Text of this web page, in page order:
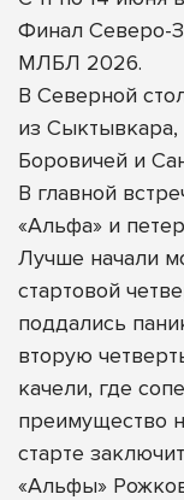
Финал Северо-
МЛБЛ 2026.
В Северной
из
Боровичей и
В главной
«Альфа» и
Лучше начали
стартовой
поддались
вторую
качели, где
преимущество
старте
«Альфы»